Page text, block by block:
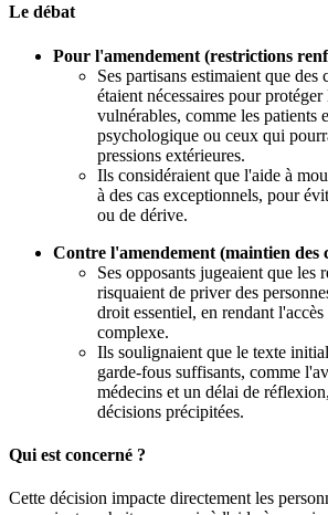
Le débat
Pour l'amendement (restrictions
Ses partisans estimaient que
étaient nécessaires pour protéger
vulnérables, comme les patients
psychologique ou ceux qui
pressions extérieures.
Ils considéraient que l'aide à
à des cas exceptionnels, pour
ou de dérive.
Contre l'amendement (maintien des
Ses opposants jugeaient que les
risquaient de priver des
droit essentiel, en rendant
complexe.
Ils soulignaient que le texte
garde-fous suffisants, comme
médecins et un délai de
décisions précipitées.
Qui est concerné ?
Cette décision impacte directement les